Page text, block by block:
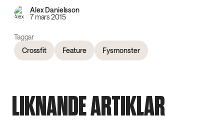
Alex Danielsson
7 mars 2015
Taggar
Crossfit
Feature Fysmonster
LIKNANDE ARTIKLAR